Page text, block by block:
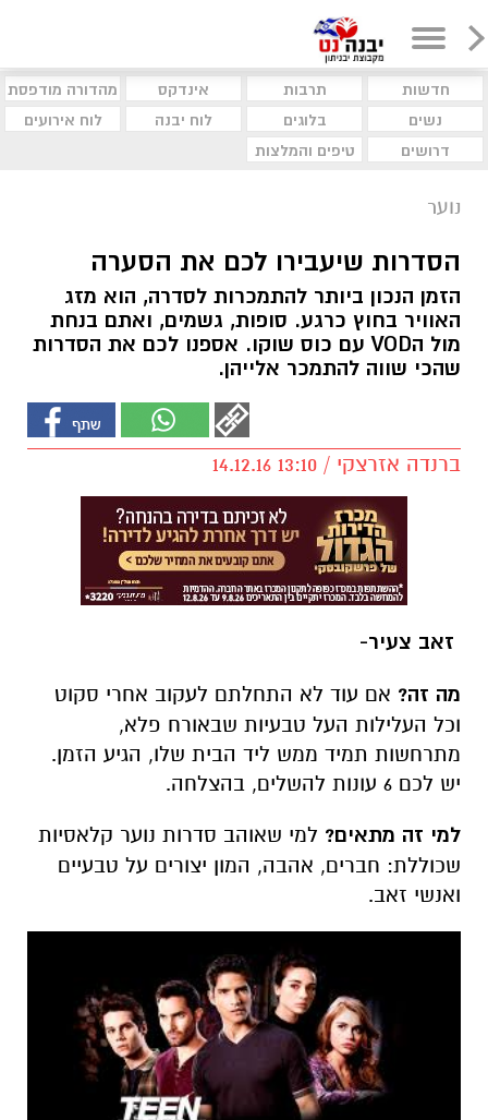
חדשות תרבות אינדקס
מהדורה מודפסת
נשים
בלוגים לוח יבנה
לוח אירועים
דרושים
טיפים והמלצות
נוער
הסדרות שיעבירו לכם את הסערה
הזמן הנכון ביותר להתמכרות לסדרה, הוא מזג
האוויר בחוץ כרגע. סופות, גשמים, ואתם בנחת
מול הVOD עם כוס שוקו. אספנו לכם את הסדרות
שהכי שווה להתמכר אלייהן.
ברנדה אזרצקי / 13:10 14.12.16
זאב צעיר-
מה זה? אם עוד לא התחלתם לעקוב אחרי סקוט
וכל העלילות העל טבעיות שבאורח פלא,
מתרחשות תמיד ממש ליד הבית שלו, הגיע הזמן.
יש לכם 6 עונות להשלים, בהצלחה.
למי זה מתאים? למי שאוהב סדרות נוער קלאסיות
שכוללת: חברים, אהבה, המון יצורים על טבעיים
ואנשי זאב.